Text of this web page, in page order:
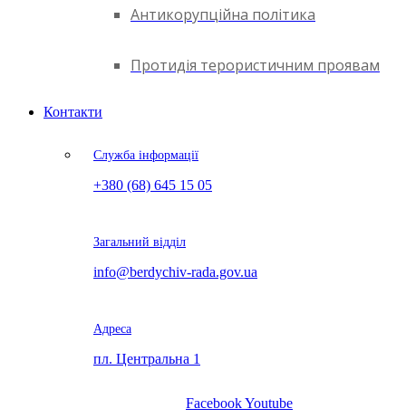
Антикорупційна політика
Протидія терористичним проявам
Контакти
Служба інформації
+380 (68) 645 15 05
Загальний відділ
info@berdychiv-rada.gov.ua
Адреса
пл. Центральна 1
FacebookYoutube